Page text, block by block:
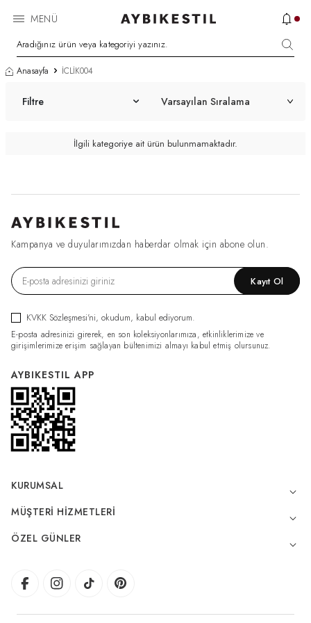
MENÜ
Anasayfa İCLİK004
Filtre
İlgili kategoriye ait ürün bulunmamaktadır.
Kampanya ve duyularımızdan haberdar olmak için abone olun.
Kayıt Ol
KVKK Sözleşmesi'ni, okudum, kabul ediyorum.
E-posta adresinizi girerek, en son koleksiyonlarımıza, etkinliklerimize ve
girişimlerimize erişim sağlayan bültenimizi almayı kabul etmiş olursunuz.
AYBIKESTIL APP
KURUMSAL
MÜŞTERI HIZMETLERI
ÖZEL GÜNLER